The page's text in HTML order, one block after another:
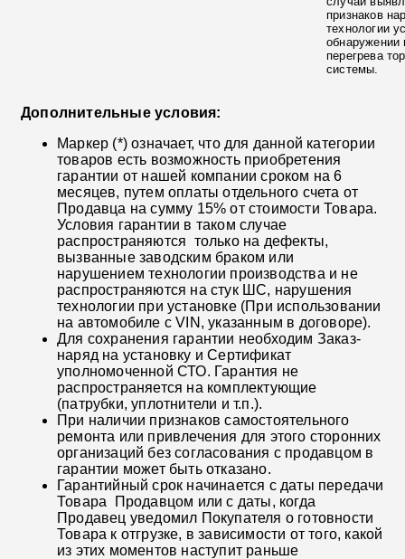
признаков
технологии
обнаружении
перегрева
системы.
Дополнительные условия:
Маркер (*) означает, что для данной категории
товаров есть возможность приобретения
гарантии от нашей компании сроком на 6
месяцев, путем оплаты отдельного счета от
Продавца на сумму 15% от стоимости Товара.
Условия гарантии в таком случае
распространяются только на дефекты,
вызванные заводским браком или
нарушением технологии производства и не
распространяются на стук ШС, нарушения
технологии при установке (При использовании
на автомобиле с VIN, указанным в договоре).
Для сохранения гарантии необходим Заказ-
наряд на установку и Сертификат
уполномоченной СТО. Гарантия не
распространяется на комплектующие
(патрубки, уплотнители и т.п.).
При наличии признаков самостоятельного
ремонта или привлечения для этого сторонних
организаций без согласования с продавцом в
гарантии может быть отказано.
Гарантийный срок начинается с даты передачи
Товара Продавцом или с даты, когда
Продавец уведомил Покупателя о готовности
Товара к отгрузке, в зависимости от того, какой
из этих моментов наступит раньше